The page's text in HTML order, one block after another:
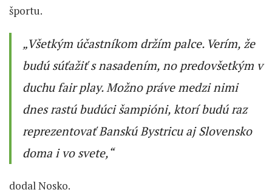
športu.
„Všetkým účastníkom držím palce. Verím, že
budú súťažiť s nasadením, no predovšetkým v
duchu fair play. Možno práve medzi nimi
dnes rastú budúci šampióni, ktorí budú raz
reprezentovať Banskú Bystricu aj Slovensko
doma i vo svete,“
dodal Nosko.